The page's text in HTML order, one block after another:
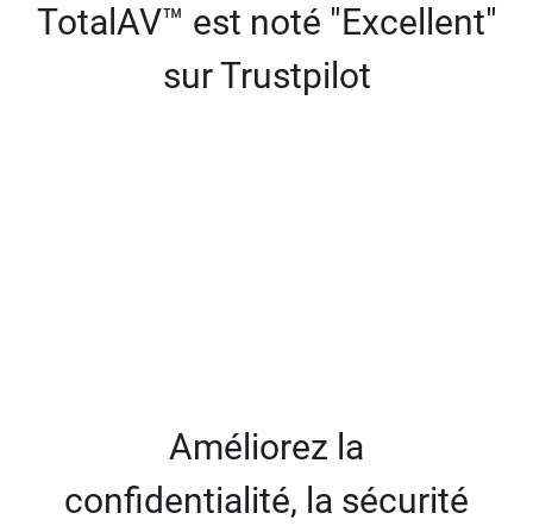
TotalAV™ est noté "Excellent"
sur Trustpilot
Améliorez la
confidentialité, la sécurité